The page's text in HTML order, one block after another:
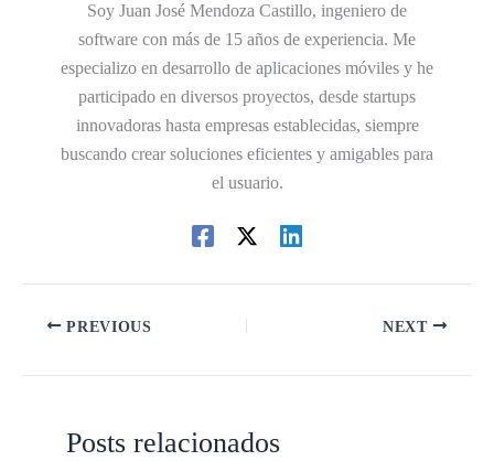
Soy Juan José Mendoza Castillo, ingeniero de
software con más de 15 años de experiencia. Me
especializo en desarrollo de aplicaciones móviles y he
participado en diversos proyectos, desde startups
innovadoras hasta empresas establecidas, siempre
buscando crear soluciones eficientes y amigables para
el usuario.
PREVIOUS NEXT
Posts relacionados